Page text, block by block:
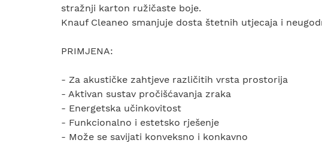
stražnji karton ružičaste boje.
Knauf Cleaneo smanjuje dosta štetnih utjecaja i
PRIMJENA:
- Za akustičke zahtjeve različitih vrsta prostorija
- Aktivan sustav pročišćavanja zraka
- Energetska učinkovitost
- Funkcionalno i estetsko rješenje
- Može se savijati konveksno i konkavno